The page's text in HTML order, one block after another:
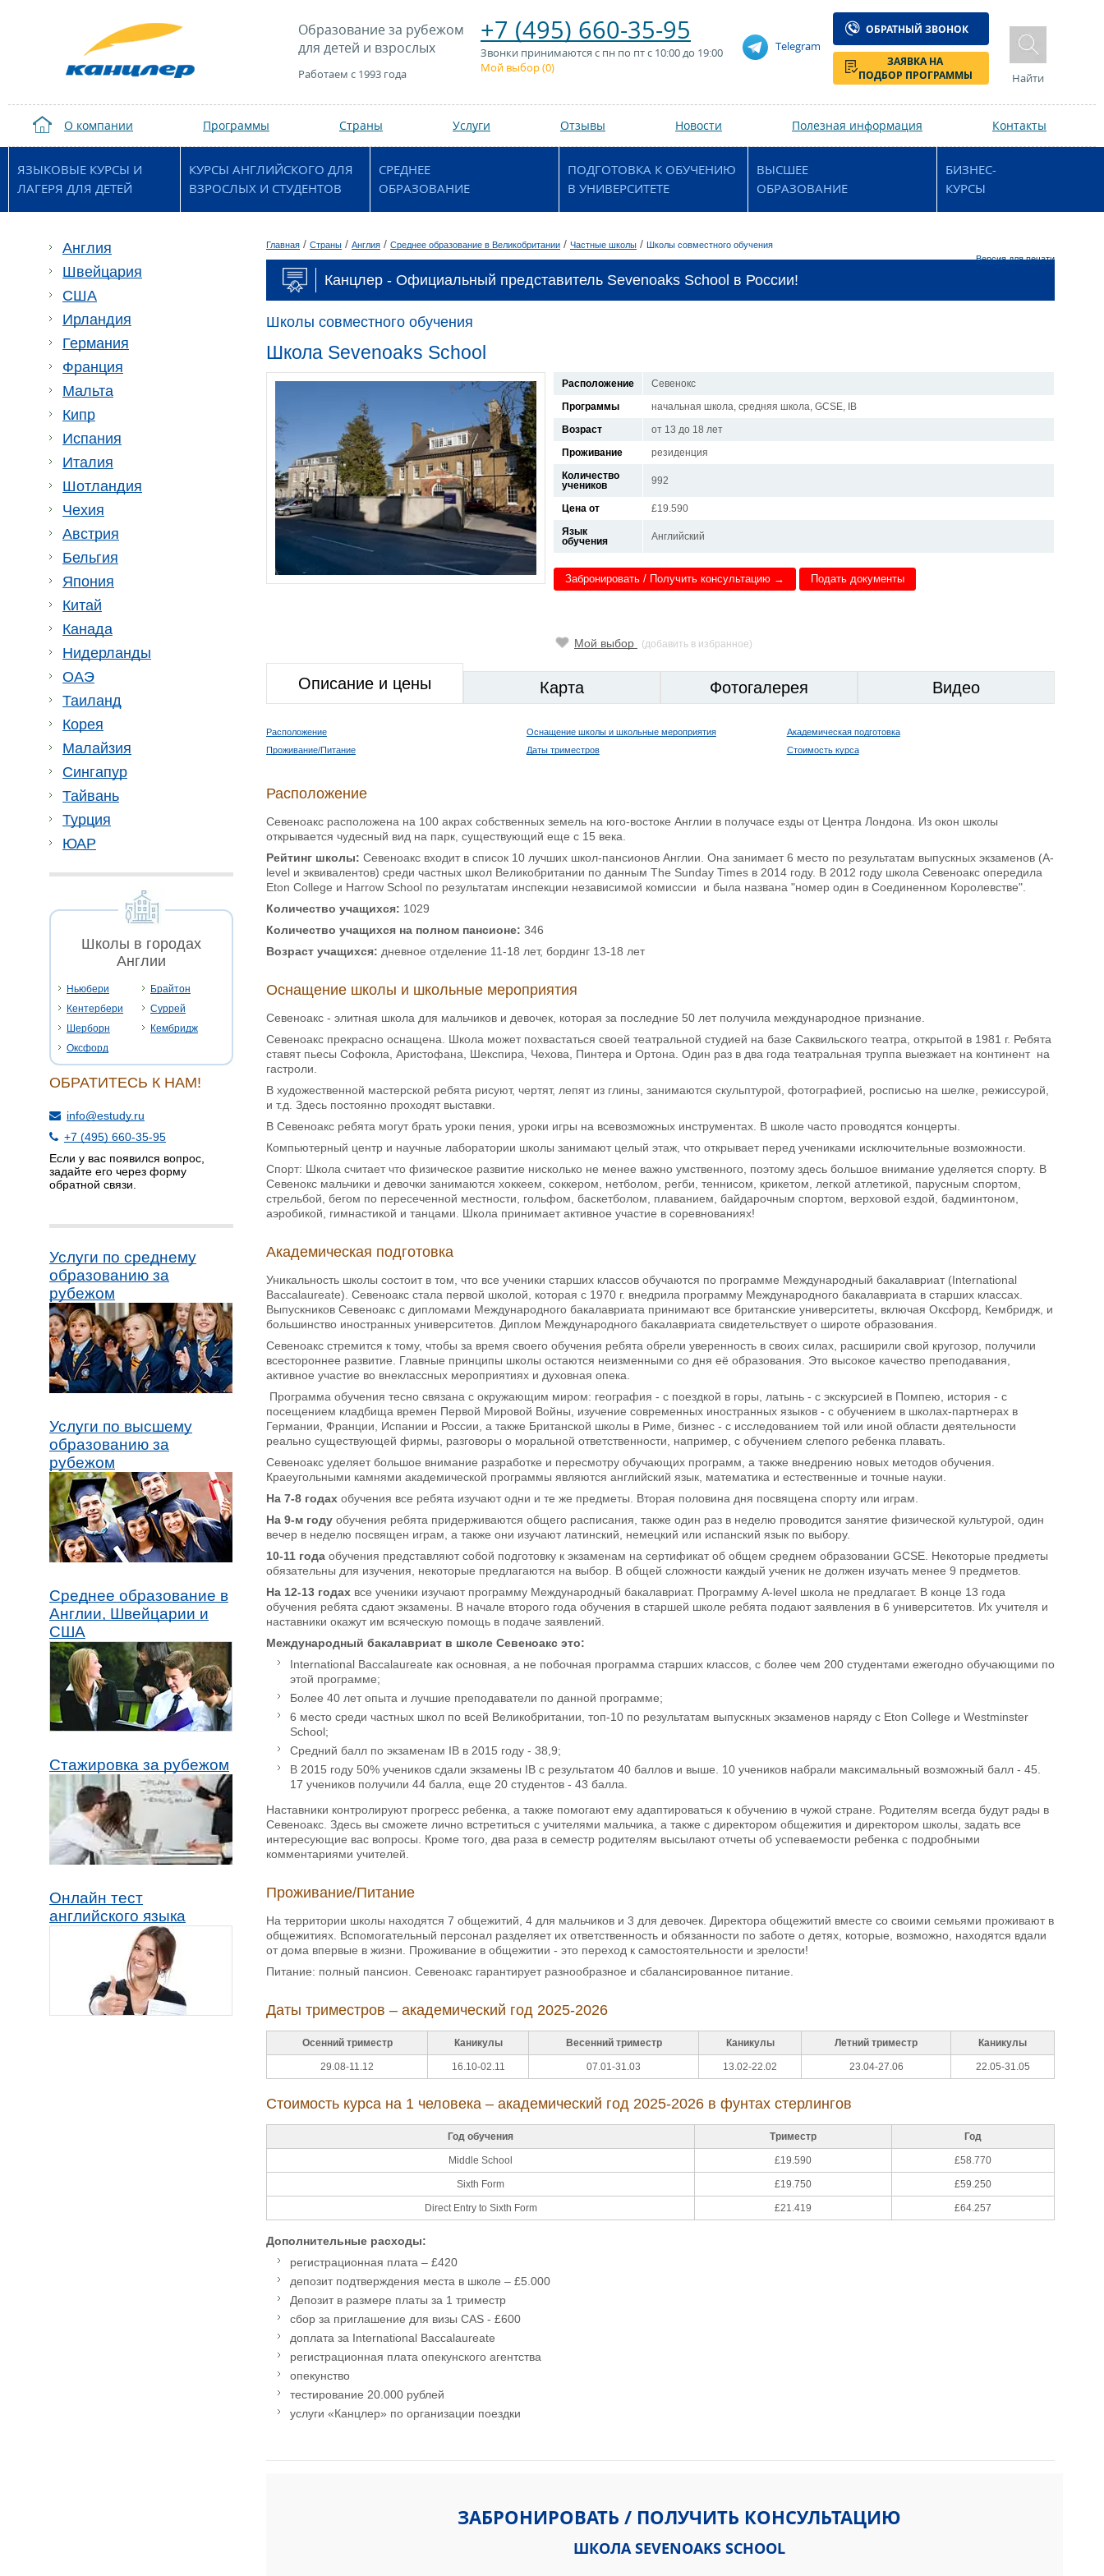
Образование за рубежом
для детей и взрослых
Работаем с 1993 года
+7 (495) 660-35-95
Звонки принимаются с пн по пт с 10:00 до 19:00
Мой выбор (0)
Telegram
ОБРАТНЫЙ ЗВОНОК
ЗАЯВКА НА
ПОДБОР ПРОГРАММЫ
Найти
О компании Программы Страны Услуги Отзывы Новости Полезная информация Контакты
ЯЗЫКОВЫЕ КУРСЫ И
ЛАГЕРЯ ДЛЯ ДЕТЕЙ
КУРСЫ АНГЛИЙСКОГО ДЛЯ
ВЗРОСЛЫХ И СТУДЕНТОВ
СРЕДНЕЕ
ОБРАЗОВАНИЕ
ПОДГОТОВКА К ОБУЧЕНИЮ
В УНИВЕРСИТЕТЕ
ВЫСШЕЕ
ОБРАЗОВАНИЕ
БИЗНЕС-
КУРСЫ
Англия
Швейцария
США
Ирландия
Германия
Франция
Мальта
Кипр
Испания
Италия
Шотландия
Чехия
Австрия
Бельгия
Япония
Китай
Канада
Нидерланды
ОАЭ
Таиланд
Корея
Малайзия
Сингапур
Тайвань
Турция
ЮАР
Школы в городах
Англии
Ньюбери
Брайтон
Кентербери
Суррей
Шерборн
Кембридж
Оксфорд
ОБРАТИТЕСЬ К НАМ!
info@estudy.ru
+7 (495) 660-35-95
Если у вас появился вопрос,
задайте его через форму
обратной связи.
Услуги по среднему
образованию за
рубежом
Услуги по высшему
образованию за
рубежом
Среднее образование в
Англии, Швейцарии и
США
Стажировка за рубежом
Онлайн тест
английского языка
Главная / Страны / Англия / Среднее образование в Великобритании / Частные школы /
Школы совместного обучения
Версия для печати
Канцлер - Официальный представитель Sevenoaks School в России!
Школы совместного обучения
Школа Sevenoaks School
Расположение
Севенокс
Программы
начальная школа, средняя школа, GCSE, IB
Возраст
от 13 до 18 лет
Проживание
резиденция
Количество
учеников
992
Цена от
£19.590
Язык
обучения
Английский
Забронировать / Получить консультацию → Подать документы
Мой выбор (добавить в избранное)
Описание и цены Карта Фотогалерея Видео
Расположение Оснащение школы и школьные мероприятия
Академическая подготовка
Проживание/Питание
Даты триместров Стоимость курса
Расположение
Севеноакс расположена на 100 акрах собственных земель на юго-востоке Англии в получасе езды от Центра Лондона. Из окон школы
открывается чудесный вид на парк, существующий еще с 15 века.
Рейтинг школы: Севеноакс входит в список 10 лучших школ-пансионов Англии. Она занимает 6 место по результатам выпускных экзаменов (A-
level и эквивалентов) среди частных школ Великобритании по данным The Sunday Times в 2014 году. В 2012 году школа Севеноакс опередила
Eton College и Harrow School по результатам инспекции независимой комиссии и была названа "номер один в Соединенном Королевстве".
Количество учащихся: 1029
Количество учащихся на полном пансионе: 346
Возраст учащихся: дневное отделение 11-18 лет, бординг 13-18 лет
Оснащение школы и школьные мероприятия
Севеноакс - элитная школа для мальчиков и девочек, которая за последние 50 лет получила международное признание.
Севеноакс прекрасно оснащена. Школа может похвастаться своей театральной студией на базе Саквильского театра, открытой в 1981 г. Ребята
ставят пьесы Софокла, Аристофана, Шекспира, Чехова, Пинтера и Ортона. Один раз в два года театральная труппа выезжает на континент на
гастроли.
В художественной мастерской ребята рисуют, чертят, лепят из глины, занимаются скульптурой, фотографией, росписью на шелке, режиссурой,
и т.д. Здесь постоянно проходят выставки.
В Севеноакс ребята могут брать уроки пения, уроки игры на всевозможных инструментах. В школе часто проводятся концерты.
Компьютерный центр и научные лаборатории школы занимают целый этаж, что открывает перед учениками исключительные возможности.
Спорт: Школа считает что физическое развитие нисколько не менее важно умственного, поэтому здесь большое внимание уделяется спорту. В
Севенокс мальчики и девочки занимаются хоккеем, соккером, нетболом, регби, теннисом, крикетом, легкой атлетикой, парусным спортом,
стрельбой, бегом по пересеченной местности, гольфом, баскетболом, плаванием, байдарочным спортом, верховой ездой, бадминтоном,
аэробикой, гимнастикой и танцами. Школа принимает активное участие в соревнованиях!
Академическая подготовка
Уникальность школы состоит в том, что все ученики старших классов обучаются по программе Международный бакалавриат (International
Baccalaureate). Севеноакс стала первой школой, которая с 1970 г. внедрила программу Международного бакалавриата в старших классах.
Выпускников Севеноакс с дипломами Международного бакалавриата принимают все британские университеты, включая Оксфорд, Кембридж, и
большинство иностранных университетов. Диплом Международного бакалавриата свидетельствует о широте образования.
Севеноакс стремится к тому, чтобы за время своего обучения ребята обрели уверенность в своих силах, расширили свой кругозор, получили
всестороннее развитие. Главные принципы школы остаются неизменными со дня её образования. Это высокое качество преподавания,
активное участие во внеклассных мероприятиях и духовная опека.
Программа обучения тесно связана с окружающим миром: география - с поездкой в горы, латынь - с экскурсией в Помпею, история - с
посещением кладбища времен Первой Мировой Войны, изучение современных иностранных языков - с обучением в школах-партнерах в
Германии, Франции, Испании и России, а также Британской школы в Риме, бизнес - с исследованием той или иной области деятельности
реально существующей фирмы, разговоры о моральной ответственности, например, с обучением слепого ребенка плавать.
Севеноакс уделяет большое внимание разработке и пересмотру обучающих программ, а также внедрению новых методов обучения.
Краеугольными камнями академической программы являются английский язык, математика и естественные и точные науки.
На 7-8 годах обучения все ребята изучают одни и те же предметы. Вторая половина дня посвящена спорту или играм.
На 9-м году обучения ребята придерживаются общего расписания, также один раз в неделю проводится занятие физической культурой, один
вечер в неделю посвящен играм, а также они изучают латинский, немецкий или испанский язык по выбору.
10-11 года обучения представляют собой подготовку к экзаменам на сертификат об общем среднем образовании GCSE. Некоторые предметы
обязательны для изучения, некоторые предлагаются на выбор. В общей сложности каждый ученик не должен изучать менее 9 предметов.
На 12-13 годах все ученики изучают программу Международный бакалавриат. Программу A-level школа не предлагает. В конце 13 года
обучения ребята сдают экзамены. В начале второго года обучения в старшей школе ребята подают заявления в 6 университетов. Их учителя и
наставники окажут им всяческую помощь в подаче заявлений.
Международный бакалавриат в школе Севеноакс это:
International Baccalaureate как основная, а не побочная программа старших классов, с более чем 200 студентами ежегодно обучающими по
этой программе;
Более 40 лет опыта и лучшие преподаватели по данной программе;
6 место среди частных школ по всей Великобритании, топ-10 по результатам выпускных экзаменов наряду с Eton College и Westminster
School;
Средний балл по экзаменам IB в 2015 году - 38,9;
В 2015 году 50% учеников сдали экзамены IB с результатом 40 баллов и выше. 10 учеников набрали максимальный возможный балл - 45.
17 учеников получили 44 балла, еще 20 студентов - 43 балла.
Наставники контролируют прогресс ребенка, а также помогают ему адаптироваться к обучению в чужой стране. Родителям всегда будут рады в
Севеноакс. Здесь вы сможете лично встретиться с учителями мальчика, а также с директором общежития и директором школы, задать все
интересующие вас вопросы. Кроме того, два раза в семестр родителям высылают отчеты об успеваемости ребенка с подробными
комментариями учителей.
Проживание/Питание
На территории школы находятся 7 общежитий, 4 для мальчиков и 3 для девочек. Директора общежитий вместе со своими семьями проживают в
общежитиях. Вспомогательный персонал разделяет их ответственность и обязанности по заботе о детях, которые, возможно, находятся вдали
от дома впервые в жизни. Проживание в общежитии - это переход к самостоятельности и зрелости!
Питание: полный пансион. Севеноакс гарантирует разнообразное и сбалансированное питание.
Даты триместров – академический год 2025-2026
Осенний триместр Каникулы Весенний триместр Каникулы Летний триместр Каникулы
29.08-11.12 16.10-02.11 07.01-31.03 13.02-22.02 23.04-27.06 22.05-31.05
Стоимость курса на 1 человека – академический год 2025-2026 в фунтах стерлингов
Год обучения Триместр Год
Middle School £19.590 £58.770
Sixth Form £19.750 £59.250
Direct Entry to Sixth Form £21.419 £64.257
Дополнительные расходы:
регистрационная плата – £420
депозит подтверждения места в школе – £5.000
Депозит в размере платы за 1 триместр
сбор за приглашение для визы CAS - £600
доплата за International Baccalaureate
регистрационная плата опекунского агентства
опекунство
тестирование 20.000 рублей
услуги «Канцлер» по организации поездки
ЗАБРОНИРОВАТЬ / ПОЛУЧИТЬ КОНСУЛЬТАЦИЮ
ШКОЛА SEVENOAKS SCHOOL